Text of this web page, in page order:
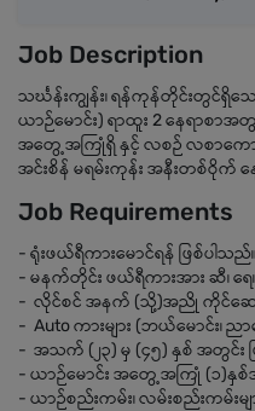
Job Description
သင်္ဃန်းကျွန်း၊ ရန်ကုန်တိုင်းတွင်ရှိ
ယာဉ်မောင်း) ရာထူး 2 နေရာစ
အတွေ့အကြုံရှိ နှင့် လစဉ် လစာကောင်
အင်းစိန် မရမ်းကုန်း အနီးတစ်ဝိုက်
Job Requirements
- ရုံးဖယ်ရီကားမောင်ရန် ဖြစ်ပါသည်။
- မနက်တိုင်း ဖယ်ရီကားအား ဆီ၊ ရေ
- လိုင်စင် အနက် (သို့)အညို ကိုင်ဆော
- Auto ကားများ (ဘယ်မောင်း၊ ညာ
- အသက် (၂၃) မှ (၄၅) နှစ် အတွင်း ဖ
- ယာဉ်မောင်း အတွေ့အကြုံ (၁)နှ
- ယာဉ်စည်းကမ်း၊ လမ်းစည်းကမ်း